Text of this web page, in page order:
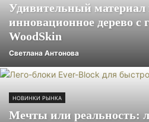
Удивительный
инновационное дерево с
WoodSkin
Светлана Антонова
НОВИНКИ РЫНКА
Мечты или реальность: